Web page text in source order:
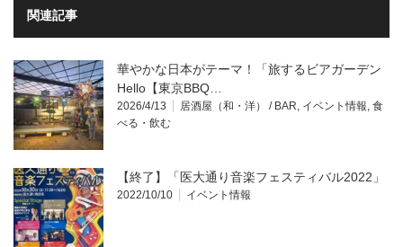
関連記事
華やかな日本がテーマ！「旅するビアガーデン
Hello【東京BBQ…
2026/4/13 居酒屋（和・洋） / BAR イベント情報 食
べる・飲む
【終了】「医大通り音楽フェスティバル2022」
2022/10/10 イベント情報